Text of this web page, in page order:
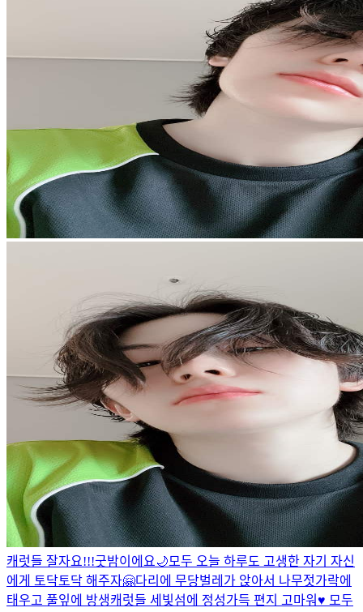
캐럿들 잘자요!!!굿밤이에요🌙모두 오늘 하루도 고생한 자기 자신
에게 토닥토닥 해주자🤗다리에 무당벌레가 앉아서 나무젓가락에
태우고 풀잎에 방생캐럿들 세빛섬에 정성가득 편지 고마워♥️ 모두